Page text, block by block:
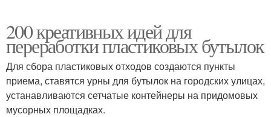
200 креативных идей для
переработки пластиковых бутылок
Для сбора пластиковых отходов создаются пункты
приема, ставятся урны для бутылок на городских улицах,
устанавливаются сетчатые контейнеры на придомовых
мусорных площадках.